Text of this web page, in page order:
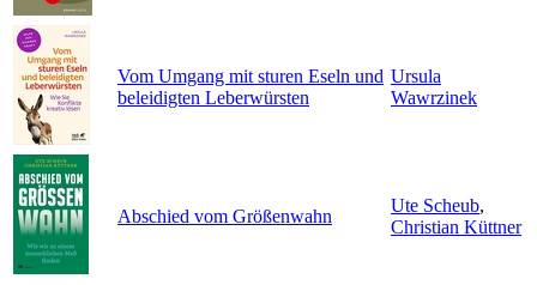
Vom Umgang mit sturen Eseln und
beleidigten Leberwürsten
Ursula
Wawrzinek
Abschied vom Größenwahn
Ute Scheub,
Christian Küttner